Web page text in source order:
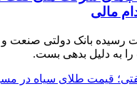
مالی
رسیده بانک دولتی
به دلیل بدهی بست.